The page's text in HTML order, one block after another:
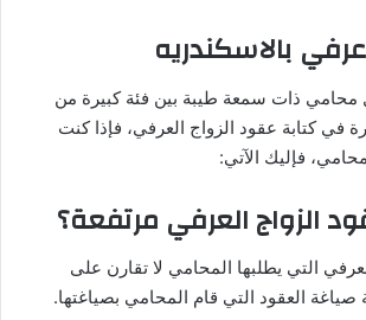
بالاسكندريه
محامي ذات سمعة طيبة بين فئة كبيرة من
في كتابة عقود الزواج العرفي، فإذا كنت
فإليك الآتي:
الزواج العرفي مرتفعة؟
التي يطلبها المحامي لا تقارن على
صياغة العقود التي قام المحامي بصياغتها.